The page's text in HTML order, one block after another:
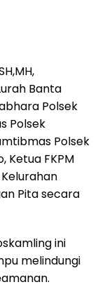
Banta
Polsek
Polsek
Polsek
Ketua FKPM
Pita secara
ini
melindungi